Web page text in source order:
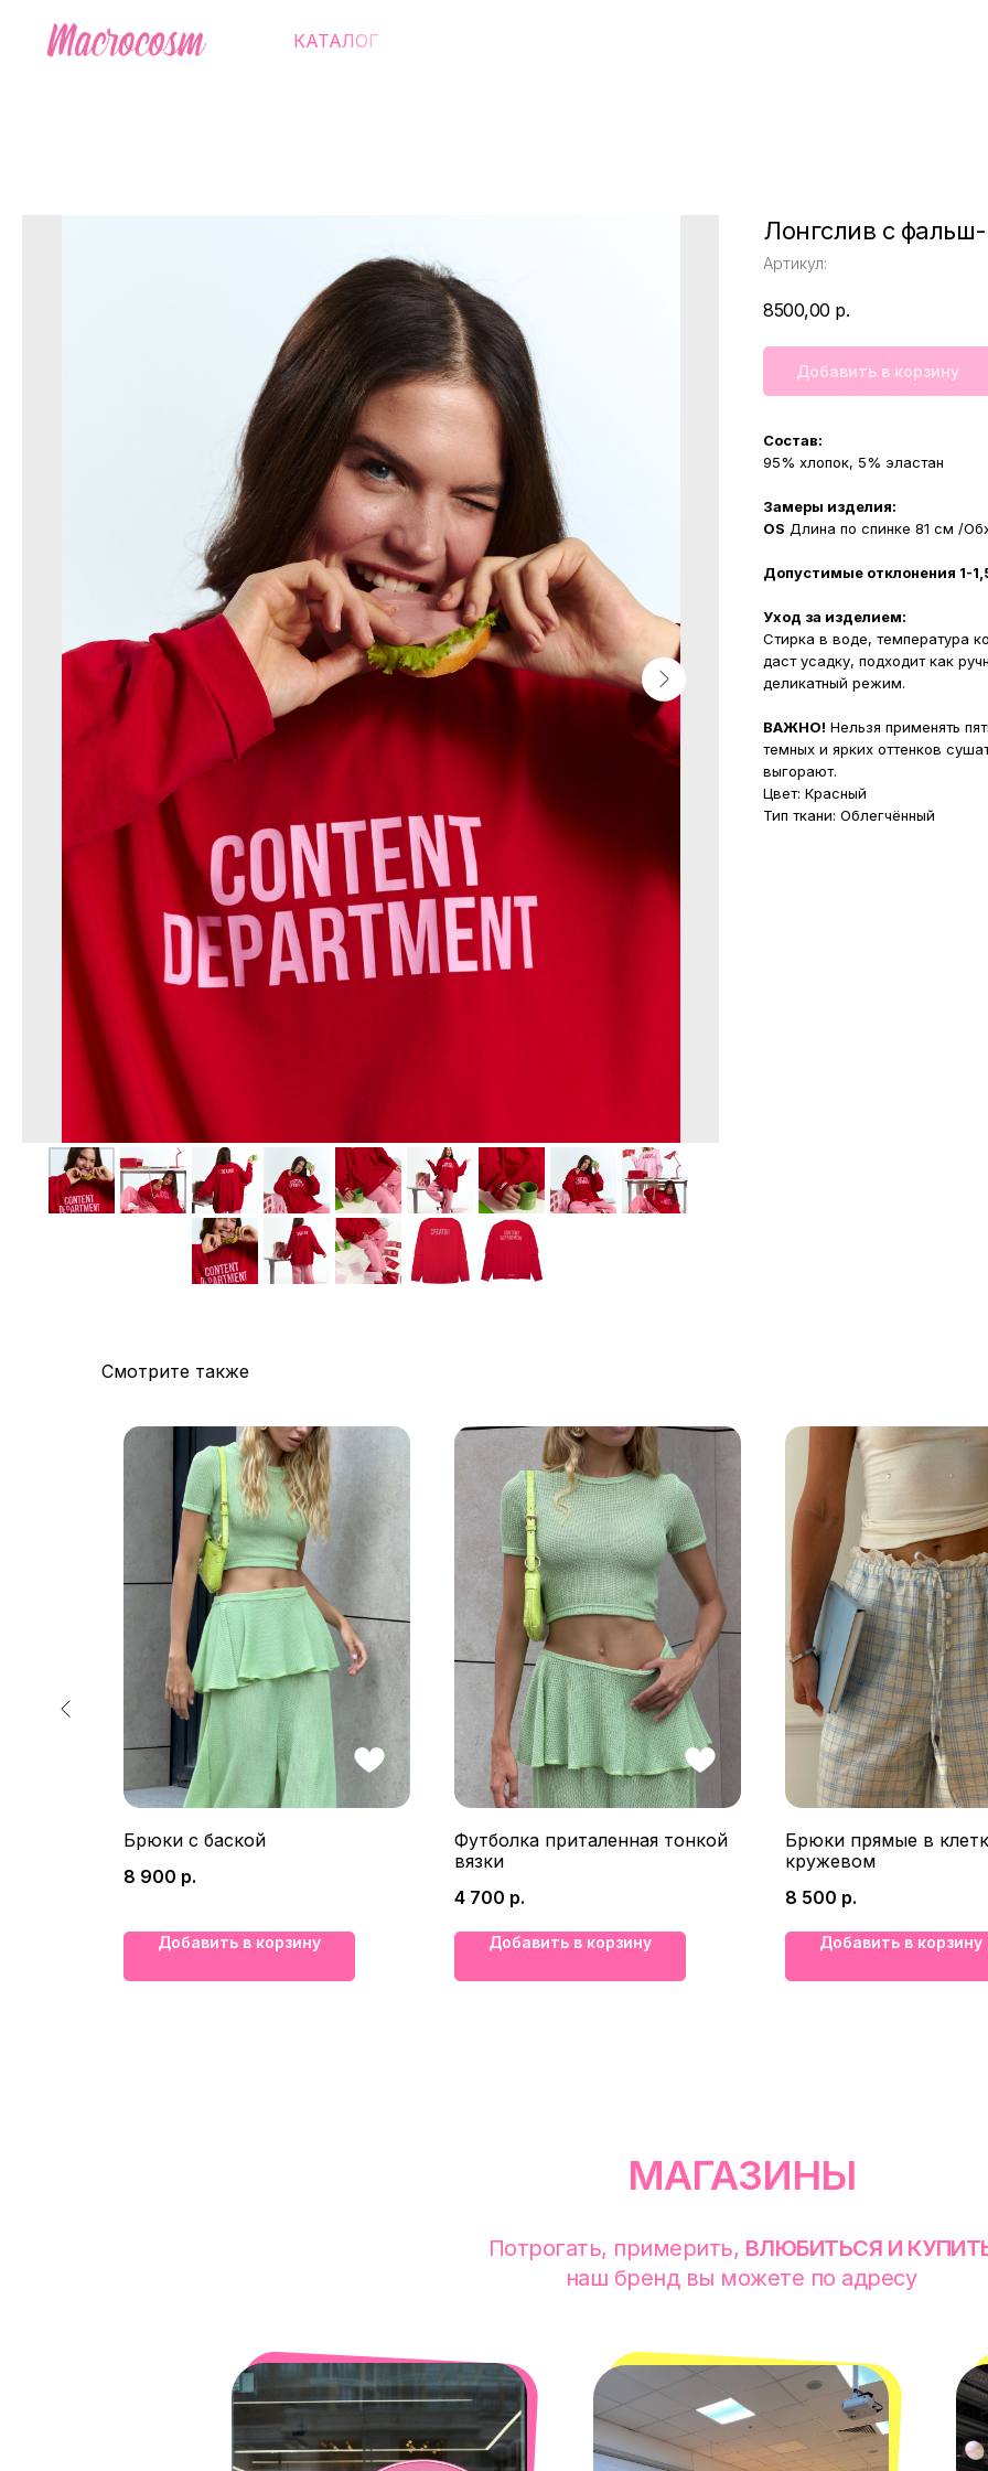
КАТАЛОГ
Лонгслив с
Артикул:
8500,00 р.
Добавить в корзину
Состав:
95% хлопок, 5% эластан
Замеры изделия:
OS Длина по спинке 81 см /
Допустимые отклонения 1-
Уход за изделием:
Стирка в воде, температура
даст усадку, подходит как
деликатный режим.
ВАЖНО! Нельзя применять
темных и ярких оттенков
выгорают.
Цвет: Красный
Тип ткани: Облегчённый
Смотрите также
Брюки с баской
8 900 р.
Добавить в корзину
Футболка приталенная тонкой
вязки
4 700 р.
Добавить в корзину
Брюки прямые в
кружевом
8 500 р.
Добавить в корзину
МАГАЗИНЫ
Потрогать, примерить, ВЛЮБИТЬСЯ И
наш бренд вы можете по адресу